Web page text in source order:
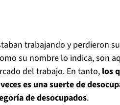
trabajando y perdieron
su nombre lo indica, son
del trabajo. En tanto, los
es una suerte de
de desocupados.